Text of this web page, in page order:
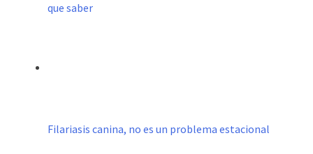
que saber
Filariasis canina, no es un problema estacional